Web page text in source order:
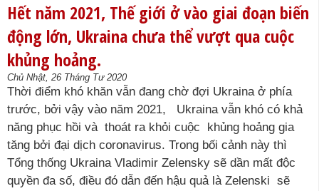
Hết năm 2021, Thế giới ở vào giai đoạn biến
động lớn, Ukraina chưa thể vượt qua cuộc
khủng hoảng.
Chủ Nhật, 26 Tháng Tư 2020
Thời điểm khó khăn vẫn đang chờ đợi Ukraina ở phía
trước, bởi vậy vào năm 2021, Ukraina vẫn khó có khả
năng phục hồi và thoát ra khỏi cuộc khủng hoảng gia
tăng bởi đại dịch coronavirus. Trong bối cảnh này thì
Tổng thống Ukraina Vladimir Zelensky sẽ dần mất độc
quyền đa số, điều đó dẫn đến hậu quả là Zelenski sẽ